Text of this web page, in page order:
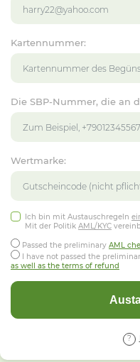
Kartennummer:
Die SBP-Nummer, die an
Wertmarke:
Ich bin mit Austauschregeln
Mit der Politik AML/KYC
Passed the preliminary AML
I have not passed the
as well as the terms of refund